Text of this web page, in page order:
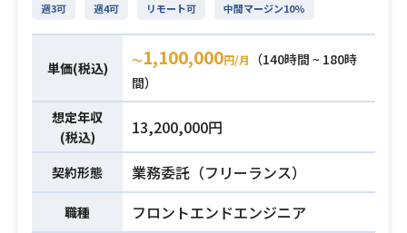
必須スキル
・ SQL in Oracle / SQL Serverの経
験
・ビジネスレベルの英語（バイリン
ガルレベル）
週3可 週4可 リモート可 中間マージン10%
単価(税込) 〜1,100,000円/月
（140時間 ~ 180時
間）
想定年収
(税込)
13,200,000円
契約形態 業務委託（フリーランス）
職種 フロントエンドエンジニア